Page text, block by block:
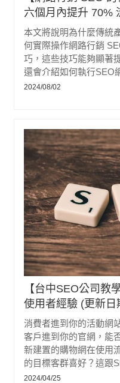
六個月內提升 70%
本文將說明為什麼傳統
何實際操作網路行銷
巧，這些技巧能夠顯著
還會介紹如何執行SEO
2024/08/02
【台中SEO公司教
使用者經驗 (更新日
消費者進到你的活動網
客戶進到你的官網，能
新建置的購物網在使用
的目標客群喜好？這跟
2024/04/25